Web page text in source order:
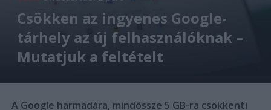
Csökken az ingyenes Google-
tárhely az új felhasználóknak –
Mutatjuk a feltételt
A Google harmadára, mindössze 5 GB-ra csökkenti